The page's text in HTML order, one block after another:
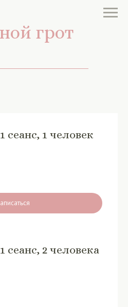
грот
сеанс, 1 человек
сеанс, 2 человека